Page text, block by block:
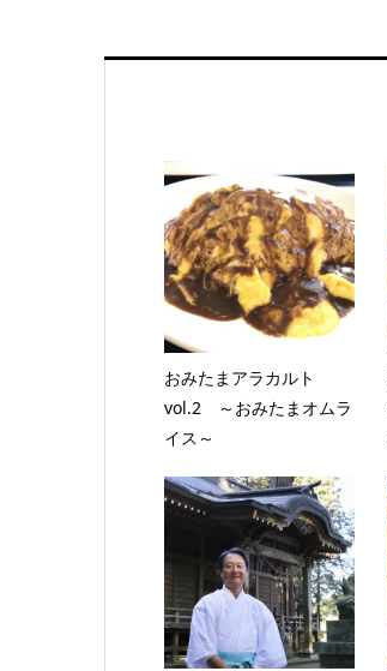
おみたまアラカルト
vol.2 ～おみたまオムラ
イス～